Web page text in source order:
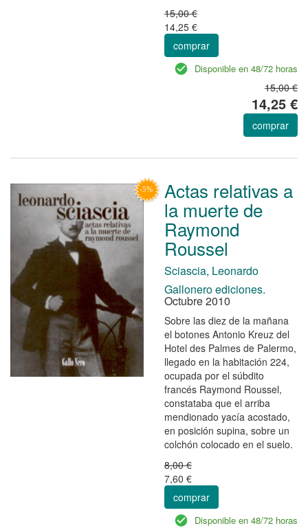
15,00 €
14,25 €
comprar
Disponible en 48/72 horas
15,00 €
14,25 €
comprar
Actas relativas a
la muerte de
Raymond
Roussel
Sciascia, Leonardo
Gallonero ediciones.
Octubre 2010
Sobre las diez de la mañana
el botones Antonio Kreuz del
Hotel des Palmes de Palermo,
llegado en la habitación 224,
ocupada por el súbdito
francés Raymond Roussel,
constataba que el arriba
mendionado yacía acostado,
en posición supina, sobre un
colchón colocado en el suelo.
8,00 €
7,60 €
comprar
Disponible en 48/72 horas